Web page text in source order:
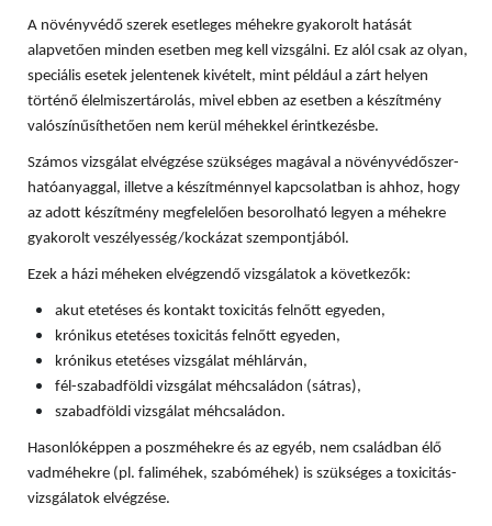
A növényvédő szerek esetleges méhekre gyakorolt hatását
alapvetően minden esetben meg kell vizsgálni. Ez alól csak az olyan,
speciális esetek jelentenek kivételt, mint például a zárt helyen
történő élelmiszertárolás, mivel ebben az esetben a készítmény
valószínűsíthetően nem kerül méhekkel érintkezésbe.
Számos vizsgálat elvégzése szükséges magával a növényvédőszer-
hatóanyaggal, illetve a készítménnyel kapcsolatban is ahhoz, hogy
az adott készítmény megfelelően besorolható legyen a méhekre
gyakorolt veszélyesség/kockázat szempontjából.
Ezek a házi méheken elvégzendő vizsgálatok a következők:
akut etetéses és kontakt toxicitás felnőtt egyeden,
krónikus etetéses toxicitás felnőtt egyeden,
krónikus etetéses vizsgálat méhlárván,
fél-szabadföldi vizsgálat méhcsaládon (sátras),
szabadföldi vizsgálat méhcsaládon.
Hasonlóképpen a poszméhekre és az egyéb, nem családban élő
vadméhekre (pl. faliméhek, szabóméhek) is szükséges a toxicitás-
vizsgálatok elvégzése.